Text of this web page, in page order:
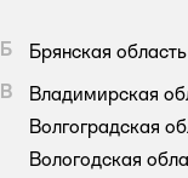
Б Брянская область
В
Владимирская
Волгоградская
Вологодская